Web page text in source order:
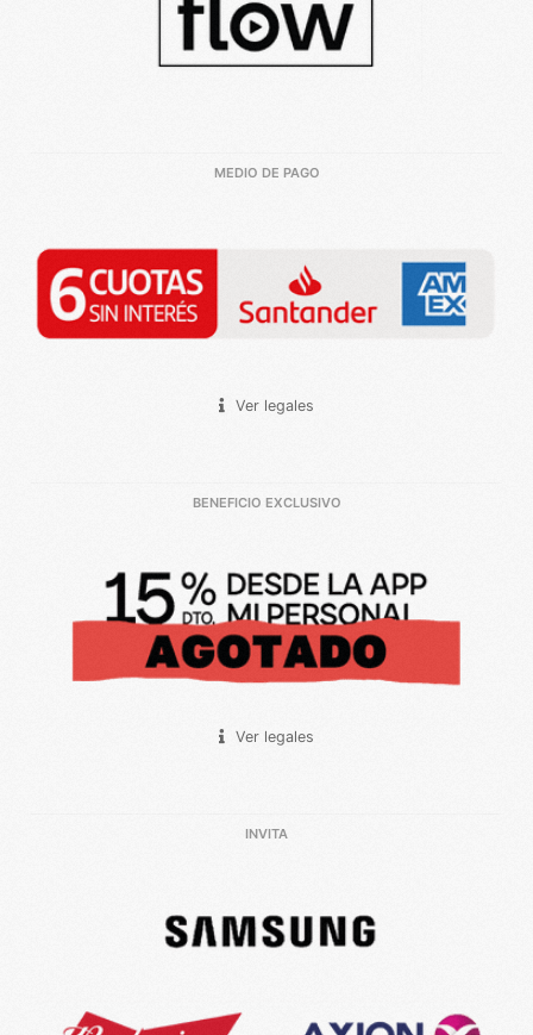
MEDIO DE PAGO
Ver legales
BENEFICIO EXCLUSIVO
Ver legales
INVITA